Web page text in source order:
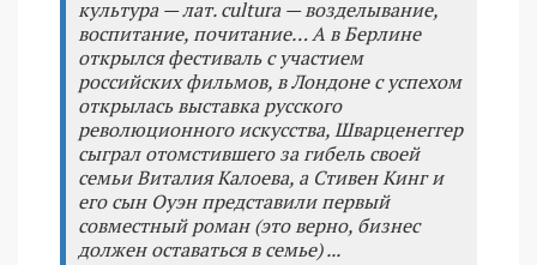
культура — лат. cultura — возделывание,
воспитание, почитание… А в Берлине
открылся фестиваль с участием
российских фильмов, в Лондоне с успехом
открылась выставка русского
революционного искусства, Шварценеггер
сыграл отомстившего за гибель своей
семьи Виталия Калоева, а Стивен Кинг и
его сын Оуэн представили первый
совместный роман (это верно, бизнес
должен оставаться в семье) ...